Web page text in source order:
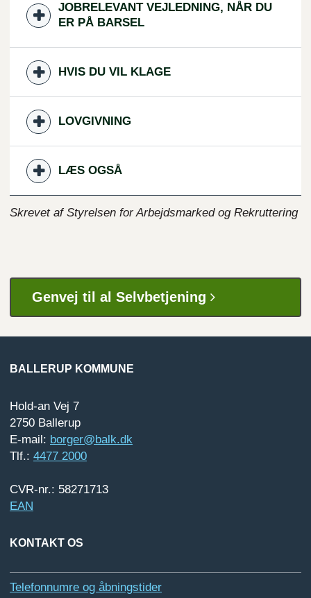
JOBRELEVANT VEJLEDNING, NÅR DU
ER PÅ BARSEL
HVIS DU VIL KLAGE
LOVGIVNING
LÆS OGSÅ
Skrevet af Styrelsen for Arbejdsmarked og Rekruttering
Genvej til al Selvbetjening
BALLERUP KOMMUNE
Hold-an Vej 7
2750 Ballerup
E-mail: borger@balk.dk
Tlf.: 4477 2000
CVR-nr.: 58271713
EAN
KONTAKT OS
Telefonnumre og åbningstider